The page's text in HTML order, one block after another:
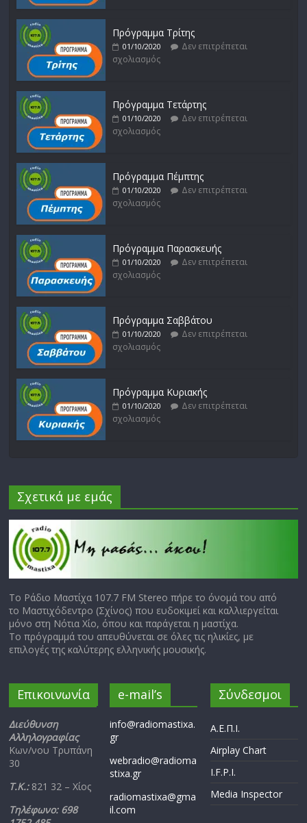
Πρόγραμμα Τρίτης
01/10/2020
Δεν επιτρέπεται
σχολιασμός
Πρόγραμμα Τετάρτης
01/10/2020
Δεν επιτρέπεται
σχολιασμός
Πρόγραμμα Πέμπτης
01/10/2020
Δεν επιτρέπεται
σχολιασμός
Πρόγραμμα Παρασκευής
01/10/2020
Δεν επιτρέπεται
σχολιασμός
Πρόγραμμα Σαββάτου
01/10/2020
Δεν επιτρέπεται
σχολιασμός
Πρόγραμμα Κυριακής
01/10/2020
Δεν επιτρέπεται
σχολιασμός
Σχετικά με εμάς
Το Ράδιο Μαστίχα 107.7 FM Stereo πήρε το όνομά του από
το Μαστιχόδεντρο (Σχίνος) που ευδοκιμεί και καλλιεργείται
μόνο στη Νότια Χίο, όπου και παράγεται η μαστίχα.
Το πρόγραμμά του απευθύνεται σε όλες τις ηλικίες, με
επιλογές της καλύτερης ελληνικής μουσικής.
Επικοινωνία
Διεύθυνση
Αλληλογραφίας
Κων/νου Τρυπάνη
30
Τ.Κ.: 821 32 – Χίος
Τηλέφωνο: 698
e-mail’s
info@radiomastixa.
gr
webradio@radioma
stixa.gr
radiomastixa@gma
il.com
Σύνδεσμοι
Α.Ε.Π.Ι.
Airplay Chart
I.F.P.I.
Media Inspector